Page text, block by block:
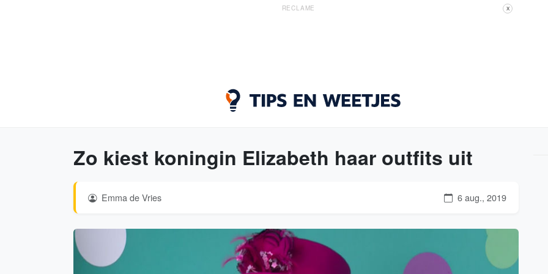
RECLAME X
Zo kiest koningin Elizabeth haar outfits uit
Emma de Vries 6 aug., 2019